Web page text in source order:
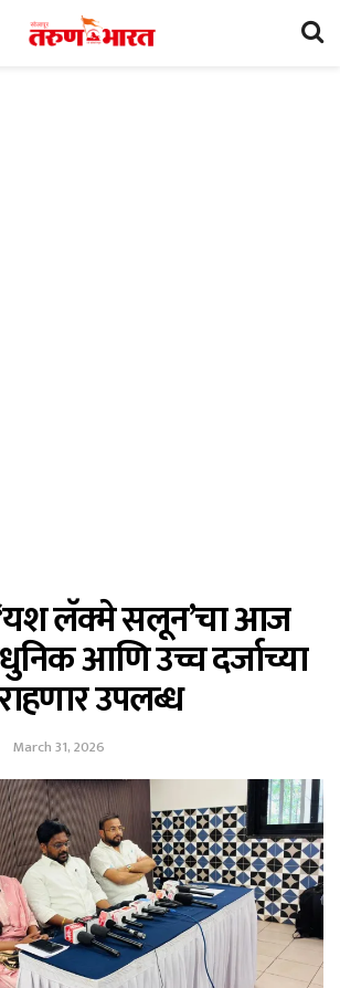
लॅक्मे सलून’चा आज
आणि उच्च दर्जाच्या
उपलब्ध
March 31, 2026